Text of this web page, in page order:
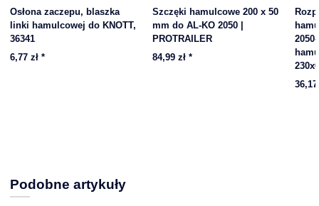
Osłona zaczepu, blaszka
linki hamulcowej do KNOTT,
36341
6,77 zł *
Szczęki hamulcowe 200 x 50
mm do AL-KO 2050 |
PROTRAILER
84,99 zł *
Podobne artykuły